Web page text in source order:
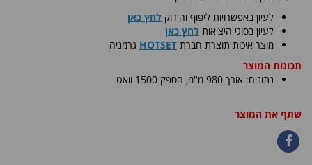
לעיון באפשרויות ליפוף והידוק לחץ כאן
לעיון בסוגי היציאות לחץ כאן
​מוצר איכות תוצרת חברת HOTSET גרמניה
תכונות המוצר
נתונים: אורך 980 מ"מ, הספק 1500 וואט
שתף את המוצר